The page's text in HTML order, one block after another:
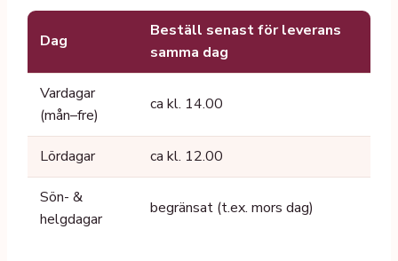
Dag
Beställ senast för leverans
samma dag
Vardagar
(mån–fre)
ca kl. 14.00
Lördagar ca kl. 12.00
Sön- &
helgdagar
begränsat (t.ex. mors dag)